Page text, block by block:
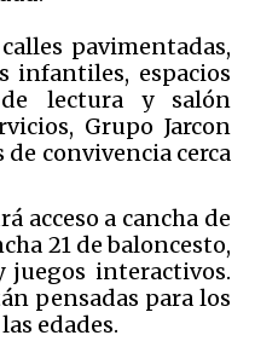
pavimentadas,
infantiles, espacios
de lectura y salón
Grupo Jarcon
de convivencia cerca
acceso a cancha de
21 de baloncesto,
juegos interactivos.
pensadas para los
edades.